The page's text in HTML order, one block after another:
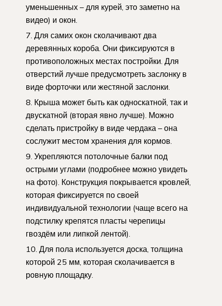
уменьшенных – для курей, это заметно на
видео) и окон.
Для самих окон сколачивают два
деревянных короба. Они фиксируются в
противоположных местах постройки. Для
отверстий лучше предусмотреть заслонку в
виде форточки или жестяной заслонки.
Крыша может быть как односкатной, так и
двускатной (вторая явно лучше). Можно
сделать пристройку в виде чердака – она
сослужит местом хранения для кормов.
Укрепляются потолочные балки под
острыми углами (подробнее можно увидеть
на фото). Конструкция покрывается кровлей,
которая фиксируется по своей
индивидуальной технологии (чаще всего на
подстилку крепятся пласты черепицы
гвоздём или липкой лентой).
Для пола используется доска, толщина
которой 25 мм, которая сколачивается в
ровную площадку.